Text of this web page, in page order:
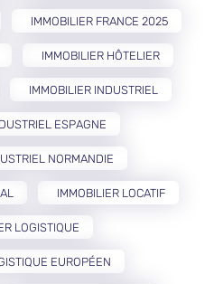
IMMOBILIER FRANCE 2025
IMMOBILIER HÔTELIER
IMMOBILIER INDUSTRIEL
ESPAGNE
NORMANDIE
IMMOBILIER LOCATIF
LOGISTIQUE
EUROPÉEN